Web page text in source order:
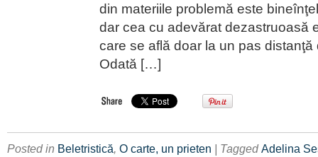
din materiile problemă este
dar cea cu adevărat dezastruoasă
care se află doar la un pas distanţă
Odată […]
Posted in Beletristică, O carte, un prieten | TaggedAdelina